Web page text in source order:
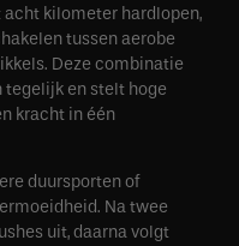
kilometer hardlopen,
tussen aerobe
Deze combinatie
tegelijk en stelt hoge
kracht in één
duursporten of
Na twee
uit, daarna volgt